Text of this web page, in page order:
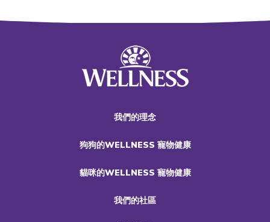
我們的理念
狗狗的WELLNESS 寵物健康
貓咪的WELLNESS 寵物健康
我們的社區